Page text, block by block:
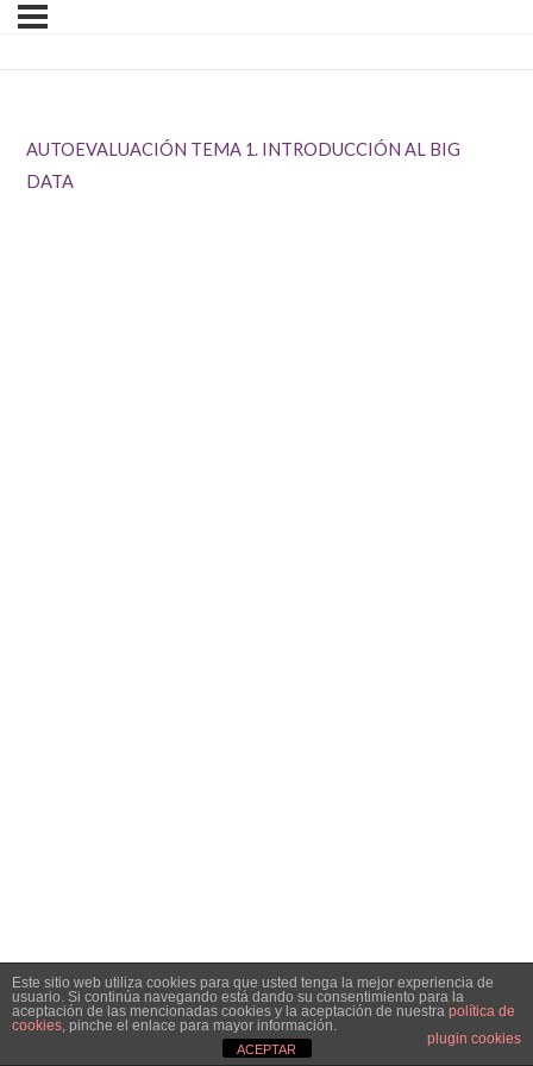
AUTOEVALUACIÓN TEMA 1. INTRODUCCIÓN AL BIG
DATA
Este sitio web utiliza cookies para que usted tenga la mejor experiencia de
usuario. Si continúa navegando está dando su consentimiento para la
aceptación de las mencionadas cookies y la aceptación de nuestra política de
cookies, pinche el enlace para mayor información.
plugin cookies
ACEPTAR